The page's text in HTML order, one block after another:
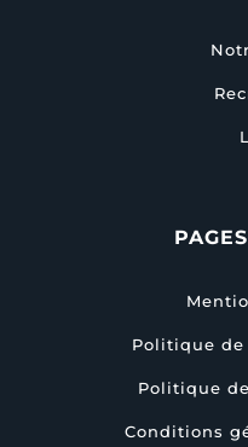
Politique
Politique
Conditions